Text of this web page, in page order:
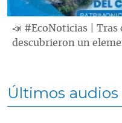
📣 #EcoNoticias | Tras
descubrieron un
Últimos audios